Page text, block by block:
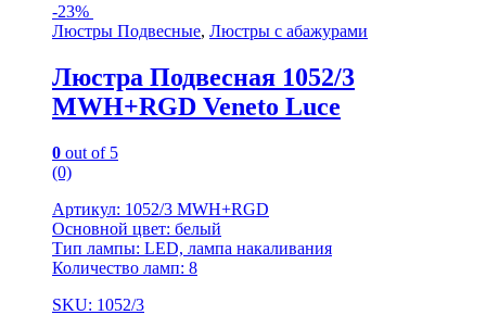
-23%
Люстры Подвесные, Люстры с абажурами
Люстра Подвесная 1052/3
MWH+RGD Veneto Luce
0 out of 5
(0)
Артикул: 1052/3 MWH+RGD
Основной цвет: белый
Тип лампы: LED, лампа накаливания
Количество ламп: 8
SKU: 1052/3